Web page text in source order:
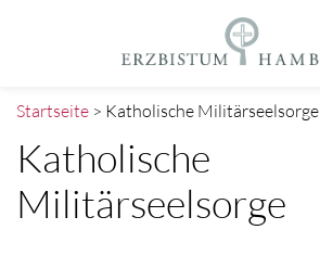
Startseite > Katholische Militärseelsorge
Katholische
Militärseelsorge